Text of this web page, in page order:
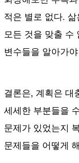
적은 별로 없다. 삶
모든 것을 맞출 수
변수들을 알아가
결론은, 계획은 대
세세한 부분들을
문제가 있었는지
문제들을 어떻게